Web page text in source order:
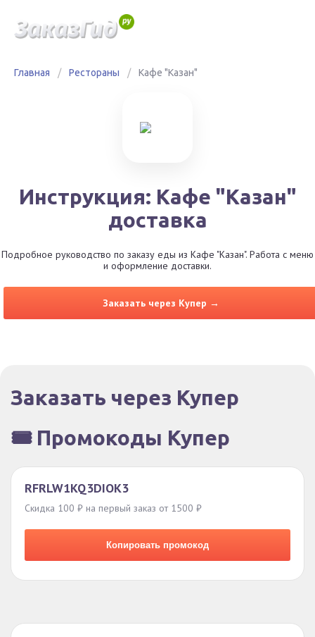
Главная / Рестораны / Кафе "Казан"
Инструкция: Кафе "Казан"
доставка
Подробное руководство по заказу еды из Кафе "Казан". Работа с меню
и оформление доставки.
Заказать через Купер →
Заказать через Купер
🎟️ Промокоды Купер
RFRLW1KQ3DIOK3
Скидка 100 ₽ на первый заказ от 1500 ₽
Копировать промокод